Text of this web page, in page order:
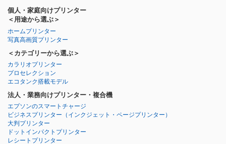
個人・家庭向けプリンター
＜用途から選ぶ＞
ホームプリンター
写真高画質プリンター
＜カテゴリーから選ぶ＞
カラリオプリンター
プロセレクション
エコタンク搭載モデル
法人・業務向けプリンター・複合機
エプソンのスマートチャージ
ビジネスプリンター （インクジェット・ページプリンター）
大判プリンター
ドットインパクトプリンター
レシートプリンター